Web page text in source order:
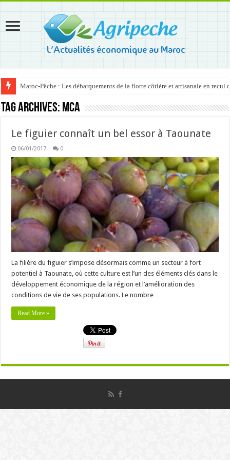
Maroc-Pêche : Les débarquements de la flotte côtière et artisanale en recul
Tag Archives: MCA
Le figuier connaît un bel essor à Taounate
06/01/2017 0
La filière du figuier s’impose désormais comme un secteur à fort
potentiel à Taounate, où cette culture est l’un des éléments clés dans le
développement économique de la région et l’amélioration des
conditions de vie de ses populations. Le nombre …
Read More »